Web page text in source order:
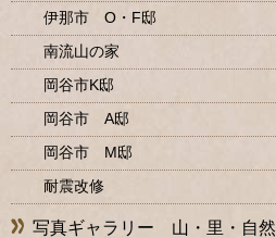
伊那市 O・F邸
南流山の家
岡谷市K邸
岡谷市 A邸
岡谷市 M邸
耐震改修
写真ギャラリー 山・里・自然